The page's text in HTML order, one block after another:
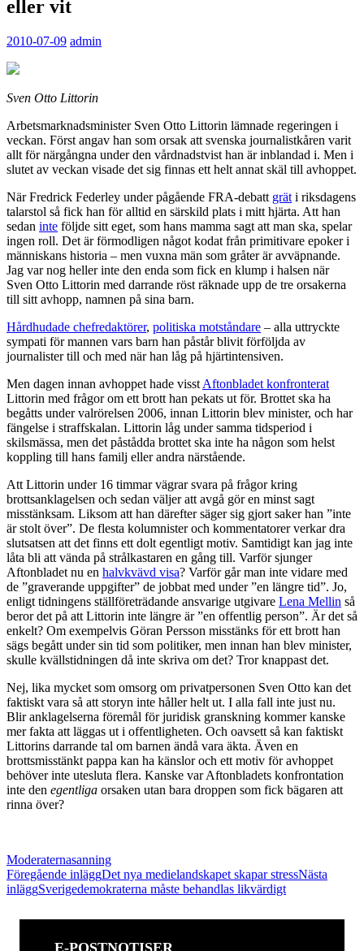
eller vit
2010-07-09 admin
Sven Otto Littorin
Arbetsmarknadsminister Sven Otto Littorin lämnade regeringen i
veckan. Först angav han som orsak att svenska journalistkåren varit
allt för närgångna under den vårdnadstvist han är inblandad i. Men i
slutet av veckan visade det sig finnas ett helt annat skäl till avhoppet.
När Fredrick Federley under pågående FRA-debatt grät i riksdagens
talarstol så fick han för alltid en särskild plats i mitt hjärta. Att han
sedan inte följde sitt eget, som hans mamma sagt att man ska, spelar
ingen roll. Det är förmodligen något kodat från primitivare epoker i
människans historia – men vuxna män som gråter är avväpnande.
Jag var nog heller inte den enda som fick en klump i halsen när
Sven Otto Littorin med darrande röst räknade upp de tre orsakerna
till sitt avhopp, namnen på sina barn.
Hårdhudade chefredaktörer, politiska motståndare – alla uttryckte
sympati för mannen vars barn han påstår blivit förföljda av
journalister till och med när han låg på hjärtintensiven.
Men dagen innan avhoppet hade visst Aftonbladet konfronterat
Littorin med frågor om ett brott han pekats ut för. Brottet ska ha
begåtts under valrörelsen 2006, innan Littorin blev minister, och har
fängelse i straffskalan. Littorin låg under samma tidsperiod i
skilsmässa, men det påstådda brottet ska inte ha någon som helst
koppling till hans familj eller andra närstående.
Att Littorin under 16 timmar vägrar svara på frågor kring
brottsanklagelsen och sedan väljer att avgå gör en minst sagt
misstänksam. Liksom att han därefter säger sig gjort saker han ”inte
är stolt över”. De flesta kolumnister och kommentatorer verkar dra
slutsatsen att det finns ett dolt egentligt motiv. Samtidigt kan jag inte
låta bli att vända på strålkastaren en gång till. Varför sjunger
Aftonbladet nu en halvkvävd visa? Varför går man inte vidare med
de ”graverande uppgifter” de jobbat med under ”en längre tid”. Jo,
enligt tidningens ställföreträdande ansvarige utgivare Lena Mellin så
beror det på att Littorin inte längre är ”en offentlig person”. Är det så
enkelt? Om exempelvis Göran Persson misstänks för ett brott han
sägs begått under sin tid som politiker, men innan han blev minister,
skulle kvällstidningen då inte skriva om det? Tror knappast det.
Nej, lika mycket som omsorg om privatpersonen Sven Otto kan det
faktiskt vara så att storyn inte håller helt ut. I alla fall inte just nu.
Blir anklagelserna föremål för juridisk granskning kommer kanske
mer fakta att läggas ut i offentligheten. Och oavsett så kan faktiskt
Littorins darrande tal om barnen ändå vara äkta. Även en
brottsmisstänkt pappa kan ha känslor och ett motiv för avhoppet
behöver inte utesluta flera. Kanske var Aftonbladets konfrontation
inte den egentliga orsaken utan bara droppen som fick bägaren att
rinna över?
Moderaternasanning
Inläggsnavigering
Föregående inläggDet nya medielandskapet skapar stressNästa
inläggSverigedemokraterna måste behandlas likvärdigt
E-POSTNOTISER